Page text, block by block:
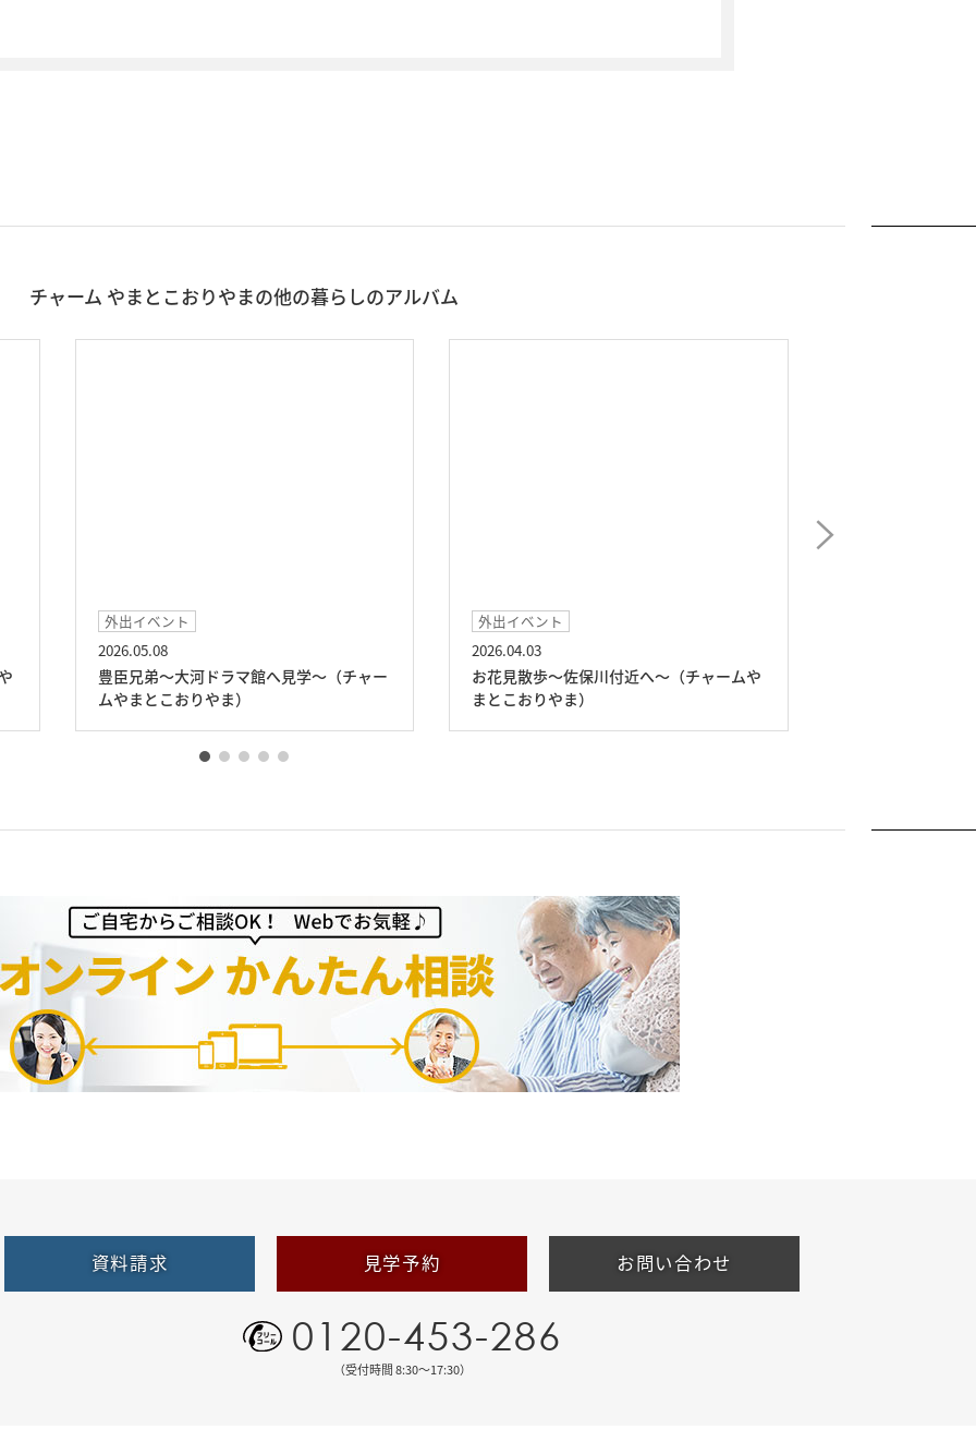
チャーム やまとこおりやまの他の暮らしのアルバム
外出イベント
2026.05.08
豊臣兄弟～大河ドラマ館へ見学～（チャー
ムやまとこおりやま）
外出イベント
2026.04.03
お花見散歩～佐保川付近へ～（チャームや
まとこおりやま）
資料請求 見学予約 お問い合わせ
0120-453-286
（受付時間 8:30〜17:30）